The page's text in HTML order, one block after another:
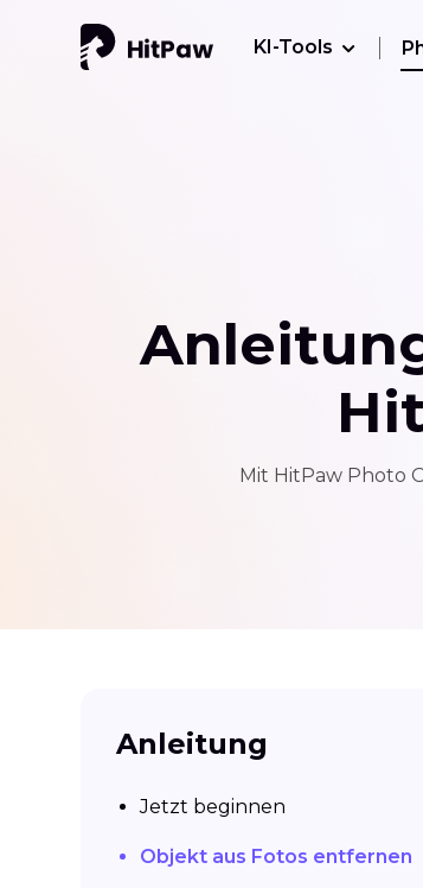
KI-Tools
Mit HitPaw Photo
Anleitung
Jetzt beginnen
Objekt aus Fotos entfernen